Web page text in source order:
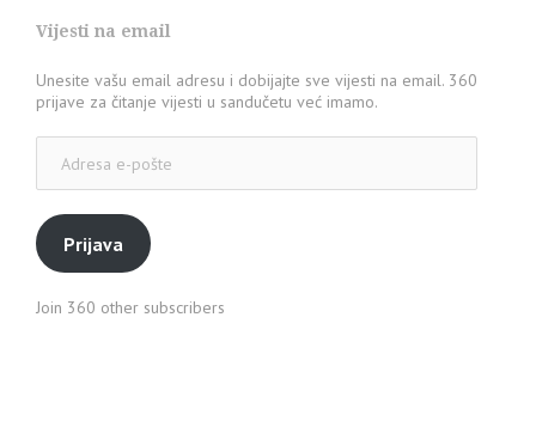
Vijesti na email
Unesite vašu email adresu i dobijajte sve vijesti na email. 360
prijave za čitanje vijesti u sandučetu već imamo.
pošte
Prijava
Join 360 other subscribers